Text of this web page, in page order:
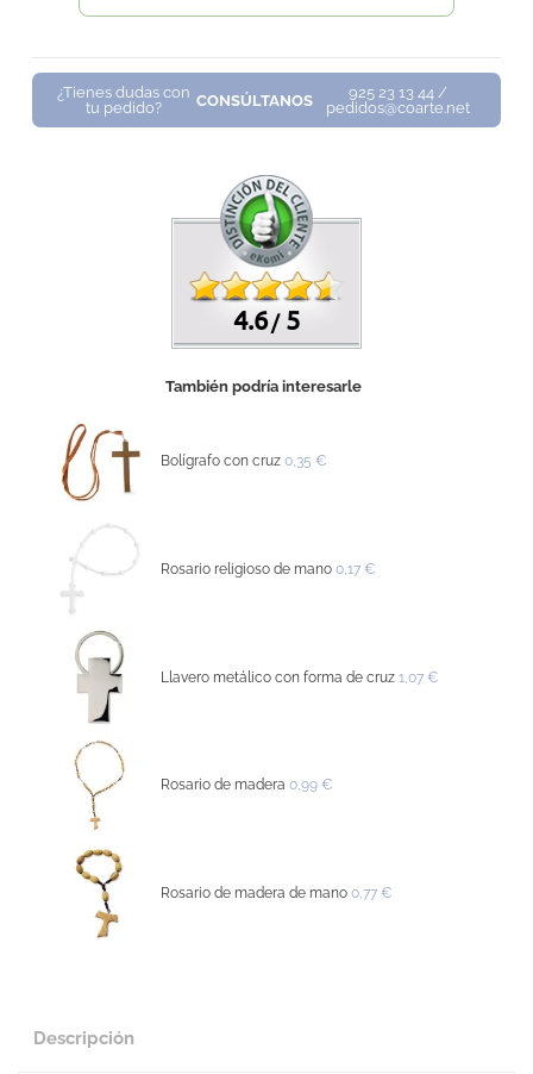
¿Tienes dudas con
tu pedido?
CONSÚLTANOS
925 23 13 44 /
pedidos@coarte.net
4.6 /5
También podría interesarle
Bolígrafo con cruz 0,35 €
Rosario religioso de mano 0,17 €
Llavero metálico con forma de cruz 1,07 €
Rosario de madera 0,99 €
Rosario de madera de mano 0,77 €
Descripción